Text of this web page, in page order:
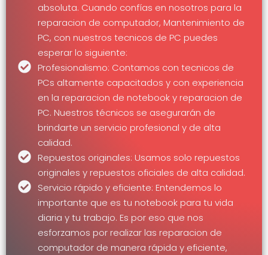
absoluta. Cuando confías en nosotros para la
reparacion de computador, Mantenimiento de
PC, con nuestros tecnicos de PC puedes
esperar lo siguiente:
Profesionalismo: Contamos con tecnicos de
PCs altamente capacitados y con experiencia
en la reparacion de notebook y reparacion de
PC. Nuestros técnicos se asegurarán de
brindarte un servicio profesional y de alta
calidad.
Repuestos originales: Usamos solo repuestos
originales y repuestos oficiales de alta calidad.
Servicio rápido y eficiente: Entendemos lo
importante que es tu notebook para tu vida
diaria y tu trabajo. Es por eso que nos
esforzamos por realizar las reparacion de
computador de manera rápida y eficiente,